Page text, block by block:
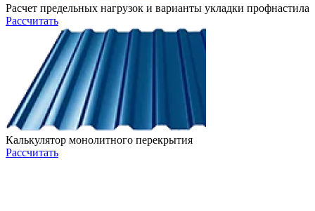
Расчет предельных нагрузок и варианты укладки профнастила
Рассчитать
Калькулятор монолитного перекрытия
Рассчитать